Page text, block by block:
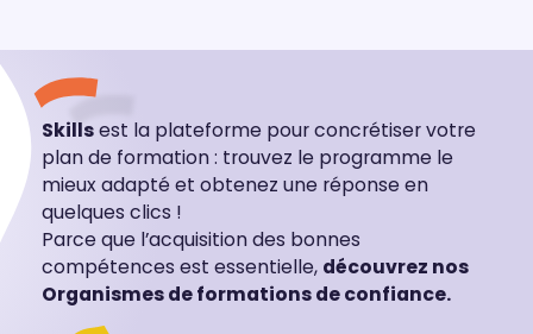
Skillsest la plateforme pour concrétiser votre
plan de formation : trouvez le programme le
mieux adapté et obtenez une réponse en
quelques clics !
Parce que l’acquisition des bonnes
compétences est essentielle, découvrez nos
Organismes de formations de confiance.